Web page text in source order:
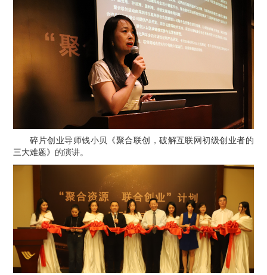
碎片创业导师钱小贝《聚合联创，破解互联网初级创业者的
三大难题》的演讲。